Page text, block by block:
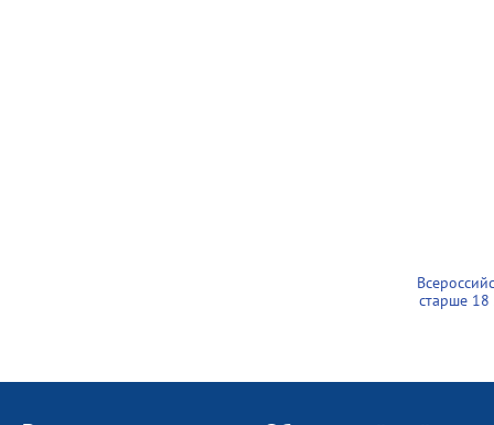
старше